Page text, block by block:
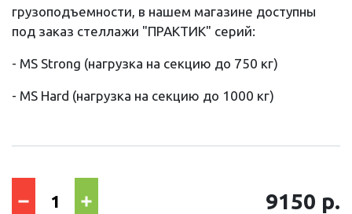
грузоподъемности, в нашем магазине доступны
под заказ стеллажи "ПРАКТИК" серий:
- MS Strong (нагрузка на секцию до 750 кг)
- MS Hard (нагрузка на секцию до 1000 кг)
9150 р.